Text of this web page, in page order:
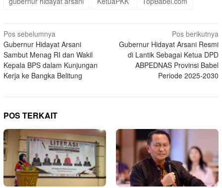
Navigasi
pos
Pos sebelumnya
Gubernur Hidayat Arsani
Sambut Menag RI dan Wakil
Kepala BPS dalam Kunjungan
Kerja ke Bangka Belitung
Pos berikutnya
Gubernur Hidayat Arsani Resmi
di Lantik Sebagai Ketua DPD
ABPEDNAS Provinsi Babel
Periode 2025-2030
POS TERKAIT